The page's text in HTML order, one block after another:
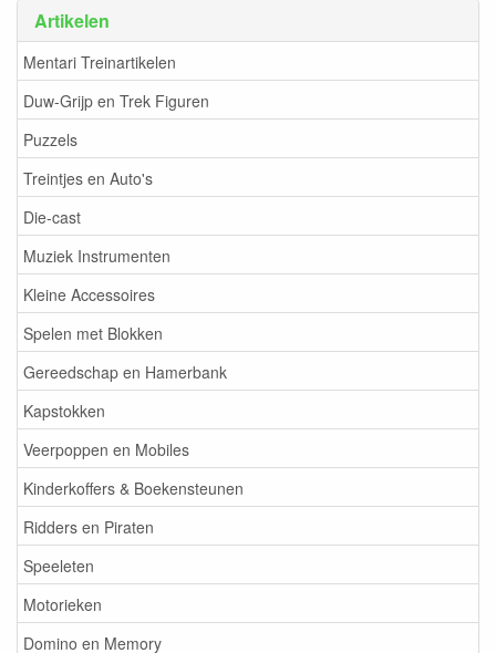
Artikelen
Mentari Treinartikelen
Duw-Grijp en Trek Figuren
Puzzels
Treintjes en Auto's
Die-cast
Muziek Instrumenten
Kleine Accessoires
Spelen met Blokken
Gereedschap en Hamerbank
Kapstokken
Veerpoppen en Mobiles
Kinderkoffers & Boekensteunen
Ridders en Piraten
Speeleten
Motorieken
Domino en Memory